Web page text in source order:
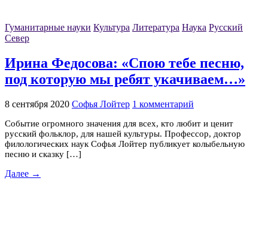
Гуманитарные науки Культура Литература Наука Русский
Север
Ирина Федосова: «Спою тебе песню,
под которую мы ребят укачиваем…»
8 сентября 2020 Софья Лойтер 1 комментарий
Событие огромного значения для всех, кто любит и ценит
русский фольклор, для нашей культуры. Профессор, доктор
филологических наук Софья Лойтер публикует колыбельную
песню и сказку […]
Далее →